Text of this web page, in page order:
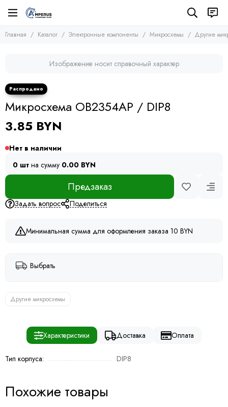
Электронные компоненты
Микросхемы
Микроконтроллеры
Другие микросхемы
Стабилизаторы
Транзисторы
Тиристоры и симисторы
Модули
Конденсаторы
Резисторы
Кварцевые резонаторы
Дроссели
Фоточувствительные элементы
Главная Каталог Электронные компоненты Микросхемы Другие
Изображение носит справочный характер
Микросхема OB2354AP / DIP8
3.85 BYN
Нет в наличии
0 шт на сумму 0.00 BYN
Предзаказ
Задать вопрос Поделиться
Минимальная сумма для оформления заказа 10 BYN
Выбрать
Другие микросхемы
Характеристики Доставка Оплата
Тип корпуса: DIP8
Похожие товары